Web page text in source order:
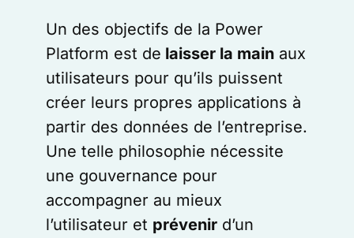
Un des objectifs de la Power
Platform est de laisser la main aux
utilisateurs pour qu’ils puissent
créer leurs propres applications à
partir des données de l’entreprise.
Une telle philosophie nécessite
une gouvernance pour
accompagner au mieux
l’utilisateur et prévenir d’un